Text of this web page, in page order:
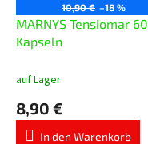
10,90 € –18 %
MARNYS Tensiomar 60
Kapseln
auf Lager
8,90 €
In den Warenkorb